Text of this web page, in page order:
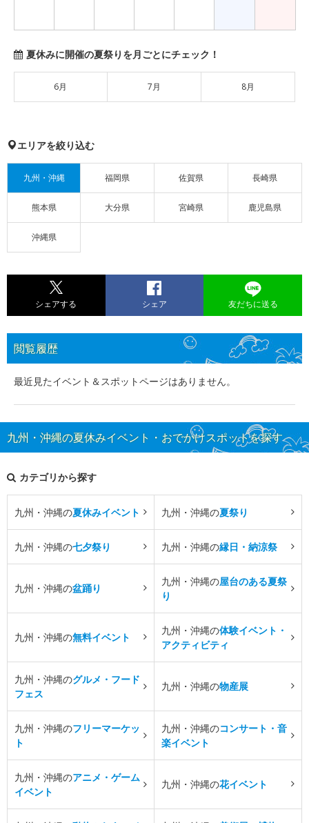
夏休みに開催の夏祭りを月ごとにチェック！
6月 7月 8月
エリアを絞り込む
九州・沖縄 福岡県 佐賀県 長崎県
熊本県 大分県 宮崎県 鹿児島県
沖縄県
シェアする シェア 友だちに送る
閲覧履歴
最近見たイベント＆スポットページはありません。
九州・沖縄の夏休みイベント・おでかけスポットを探す
カテゴリから探す
九州・沖縄の夏休みイベント 九州・沖縄の夏祭り
九州・沖縄の七夕祭り 九州・沖縄の縁日・納涼祭
九州・沖縄の盆踊り
九州・沖縄の屋台のある夏祭
り
九州・沖縄の無料イベント
九州・沖縄の体験イベント・
アクティビティ
九州・沖縄のグルメ・フード
フェス
九州・沖縄の物産展
九州・沖縄のフリーマーケッ
ト
九州・沖縄のコンサート・音
楽イベント
九州・沖縄のアニメ・ゲーム
イベント
九州・沖縄の花イベント